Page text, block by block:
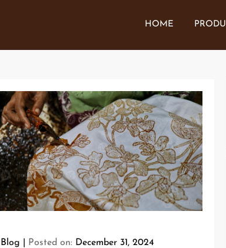
HOME
Blog Posted on: December 31, 2024